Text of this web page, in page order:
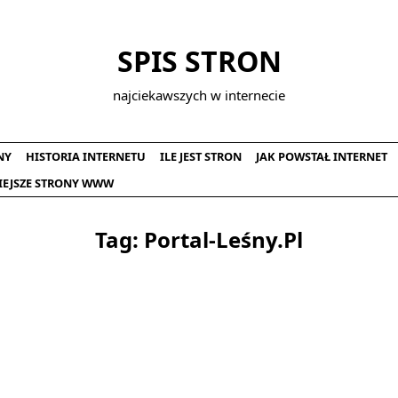
SPIS STRON
najciekawszych w internecie
HISTORIA INTERNETU ILE JEST STRON
JAK POWSTAŁ INTERNET
STRONY WWW
Tag: Portal-Leśny.pl